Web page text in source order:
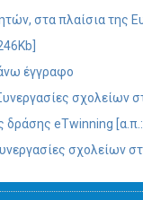
στα πλαίσια της
έγγραφο
σχολείων
eTwinning
σχολείων